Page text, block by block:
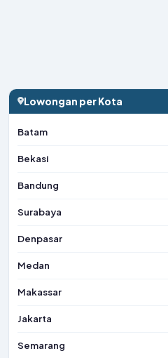
Lowongan per Kota
Batam
Bekasi
Bandung
Surabaya
Denpasar
Medan
Makassar
Jakarta
Semarang